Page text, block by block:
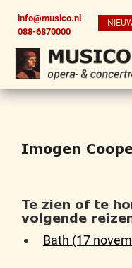
info@musico.nl
088-6870000
Imogen
Te zien of te
volgende
Bath (17